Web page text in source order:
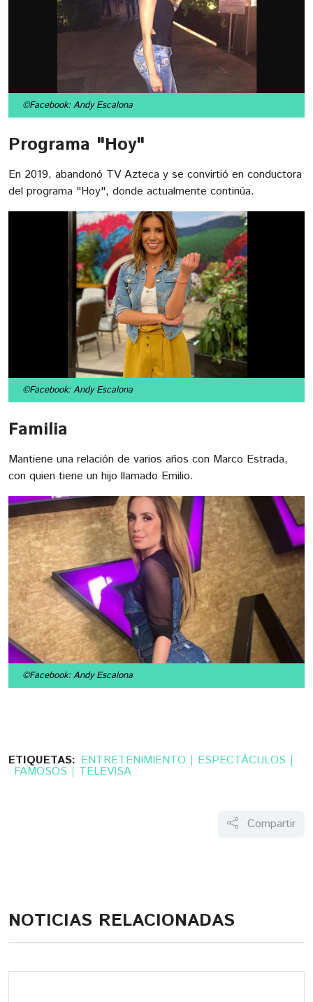
©Facebook: Andy Escalona
Programa "Hoy"
En 2019, abandonó TV Azteca y se convirtió en conductora
del programa "Hoy", donde actualmente continúa.
©Facebook: Andy Escalona
Familia
Mantiene una relación de varios años con Marco Estrada,
con quien tiene un hijo llamado Emilio.
©Facebook: Andy Escalona
ETIQUETAS: ENTRETENIMIENTO ESPECTÁCULOS
FAMOSOS TELEVISA
Compartir
NOTICIAS RELACIONADAS